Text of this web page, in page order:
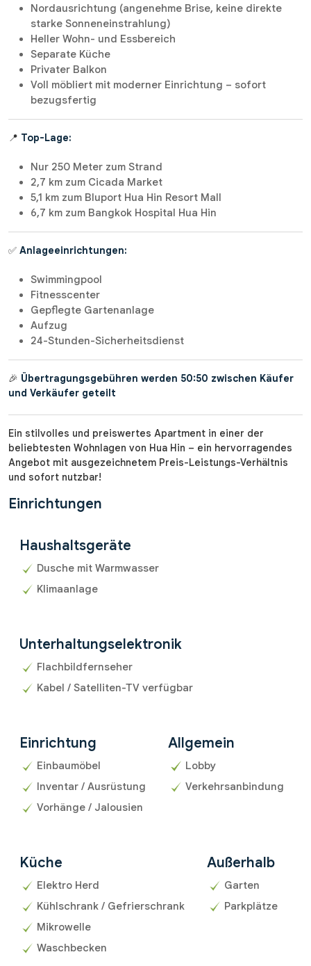
Nordausrichtung (angenehme Brise, keine direkte
starke Sonneneinstrahlung)
Heller Wohn- und Essbereich
Separate Küche
Privater Balkon
Voll möbliert mit moderner Einrichtung – sofort
bezugsfertig
📍 Top-Lage:
Nur 250 Meter zum Strand
2,7 km zum Cicada Market
5,1 km zum Bluport Hua Hin Resort Mall
6,7 km zum Bangkok Hospital Hua Hin
✅ Anlageeinrichtungen:
Swimmingpool
Fitnesscenter
Gepflegte Gartenanlage
Aufzug
24-Stunden-Sicherheitsdienst
🎉 Übertragungsgebühren werden 50:50 zwischen Käufer
und Verkäufer geteilt
Ein stilvolles und preiswertes Apartment in einer der
beliebtesten Wohnlagen von Hua Hin – ein hervorragendes
Angebot mit ausgezeichnetem Preis-Leistungs-Verhältnis
und sofort nutzbar!
Einrichtungen
Haushaltsgeräte
Dusche mit Warmwasser
Klimaanlage
Unterhaltungselektronik
Flachbildfernseher
Kabel / Satelliten-TV verfügbar
Einrichtung
Einbaumöbel
Inventar / Ausrüstung
Vorhänge / Jalousien
Allgemein
Lobby
Verkehrsanbindung
Küche
Elektro Herd
Kühlschrank / Gefrierschrank
Mikrowelle
Waschbecken
Außerhalb
Garten
Parkplätze